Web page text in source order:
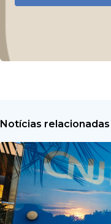
Notícias relacionadas